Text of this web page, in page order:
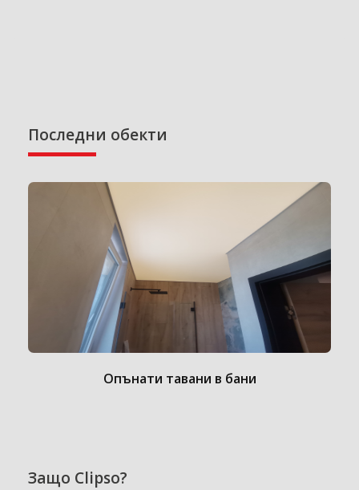
Последни обекти
Опънати тавани в бани
Защо Clipso?